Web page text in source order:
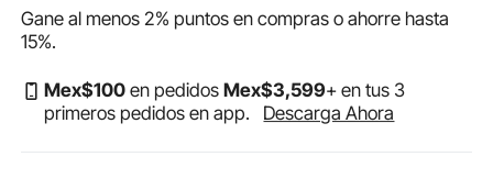
Gane al menos 2% puntos en compras o ahorre hasta
15%.
Mex$100 en pedidosMex$3,599+ en tus 3
primeros pedidos en app.
Descarga Ahora